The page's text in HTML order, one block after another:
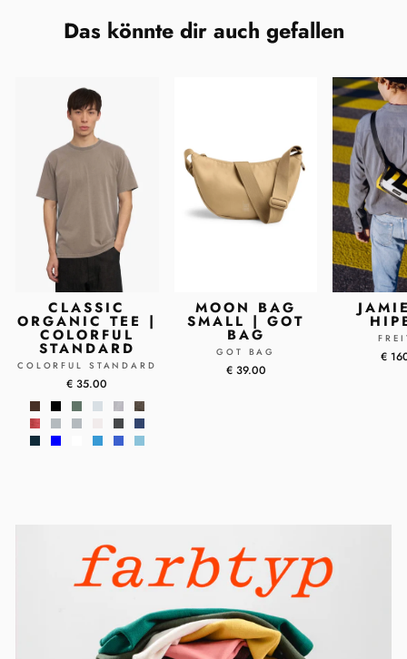
Das könnte dir auch gefallen
CLASSIC
ORGANIC TEE |
COLORFUL
STANDARD
COLORFUL STANDARD
€ 35.00
MOON BAG
SMALL | GOT
BAG
GOT BAG
€ 39.00
€